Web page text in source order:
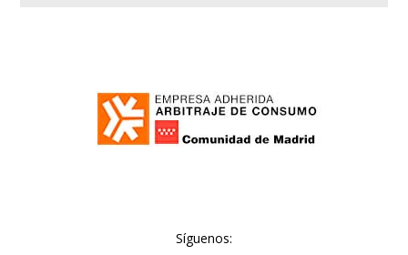
Síguenos: